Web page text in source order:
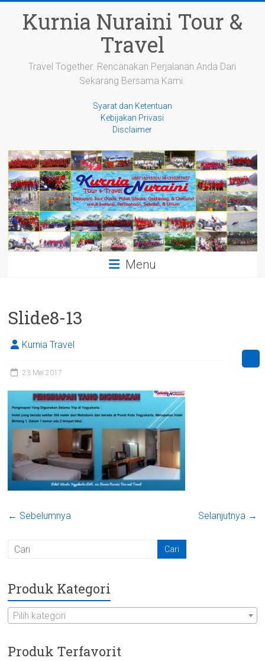
contentKurnia Nuraini Tour &
Travel
Travel Together. Rencanakan Perjalanan Anda Dari
Sekarang Bersama Kami.
Syarat dan Ketentuan
Kebijakan Privasi
Disclaimer
Menu
Slide8-13
Kurnia Travel
23 Mei 2017
← Sebelumnya Selanjutnya →
Produk Kategori
Pilih kategori
Produk Terfavorit